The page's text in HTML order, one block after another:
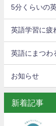
5分くらいの
英語学習に疲
英語にまつわ
お知らせ
新着記事